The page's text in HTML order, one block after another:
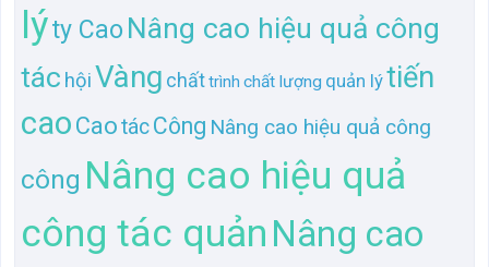
lýty Cao Nâng cao hiệu quả công
tác hộiVàng chấttrình chất lượng quản lýtiến
cao CaotácCông Nâng cao hiệu quả công
công Nâng cao hiệu quả
công tác quản Nâng cao